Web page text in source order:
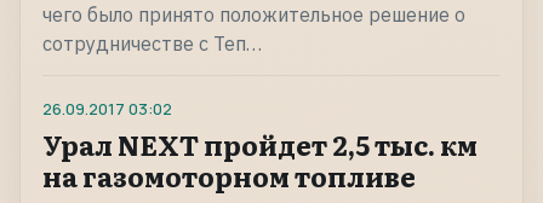
чего было принято положительное решение о
сотрудничестве с Теп…
26.09.2017 03:02
Урал NEXT пройдет 2,5 тыс. км
на газомоторном топливе